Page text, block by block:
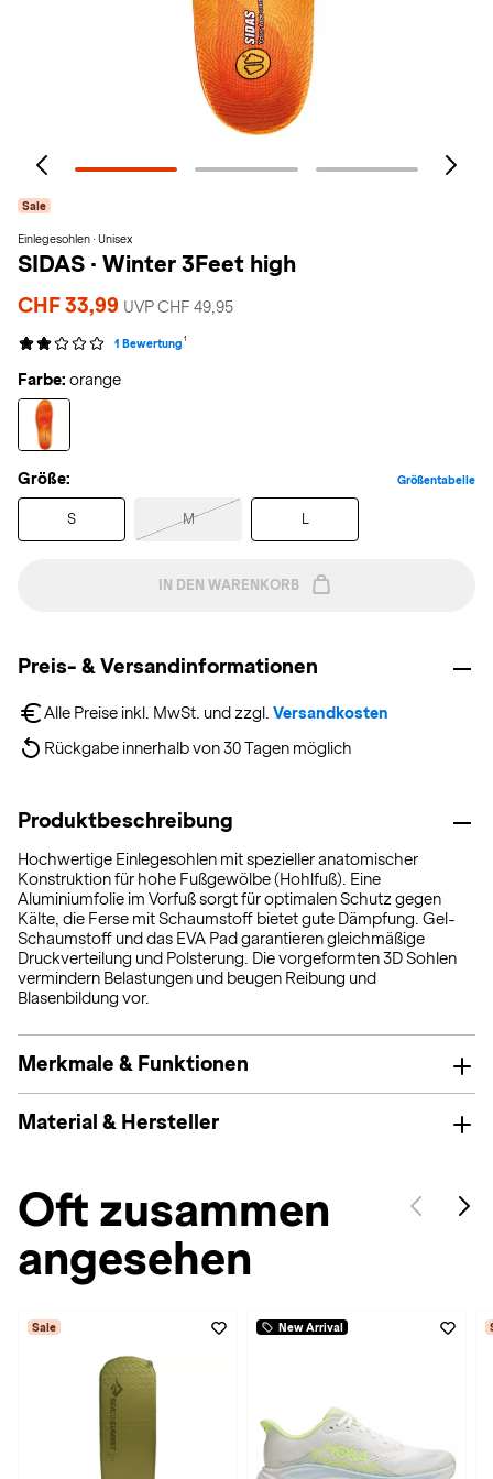
Sale
Einlegesohlen · Unisex
SIDAS · Winter 3Feet high
CHF 33,99 UVP CHF 49,95
1 Bewertung 1
Farbe: orange
Größe: Größentabelle
S M L
IN DEN WARENKORB
Preis- & Versandinformationen
Alle Preise inkl. MwSt. und zzgl. Versandkosten
Rückgabe innerhalb von 30 Tagen möglich
Produktbeschreibung
Hochwertige Einlegesohlen mit spezieller anatomischer
Konstruktion für hohe Fußgewölbe (Hohlfuß). Eine
Aluminiumfolie im Vorfuß sorgt für optimalen Schutz gegen
Kälte, die Ferse mit Schaumstoff bietet gute Dämpfung. Gel-
Schaumstoff und das EVA Pad garantieren gleichmäßige
Druckverteilung und Polsterung. Die vorgeformten 3D Sohlen
vermindern Belastungen und beugen Reibung und
Blasenbildung vor.
Merkmale & Funktionen
Material & Hersteller
Oft zusammen
angesehen
Sale New Arrival